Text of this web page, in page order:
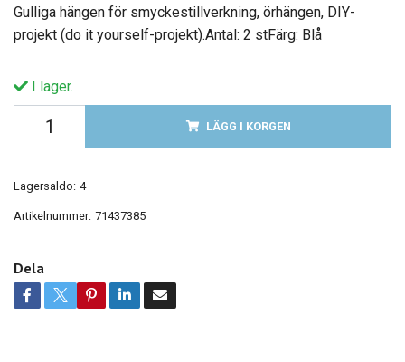
Gulliga hängen för smyckestillverkning, örhängen, DIY-
projekt (do it yourself-projekt).Antal: 2 stFärg: Blå
I lager.
LÄGG I KORGEN
Lagersaldo: 4
Artikelnummer: 71437385
Dela